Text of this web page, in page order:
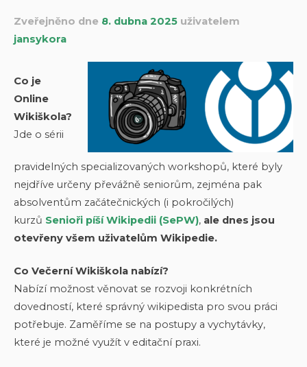
Zveřejněno dne 8. dubna 2025 uživatelem
jansykora
Co je
Online
Wikiškola?
Jde o sérii
pravidelných specializovaných workshopů, které byly
nejdříve určeny převážně seniorům, zejména pak
absolventům začátečnických (i pokročilých)
kurzů Senioři píší Wikipedii (SePW), ale dnes jsou
otevřeny všem uživatelům Wikipedie.
Co Večerní Wikiškola nabízí?
Nabízí možnost věnovat se rozvoji konkrétních
dovedností, které správný wikipedista pro svou práci
potřebuje. Zaměříme se na postupy a vychytávky,
které je možné využít v editační praxi.